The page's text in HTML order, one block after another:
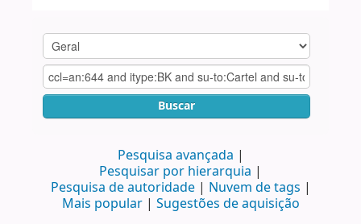
Buscar
Pesquisa avançada
Pesquisar por hierarquia
Pesquisa de autoridade
Nuvem de tags
Mais popular
Sugestões de aquisição